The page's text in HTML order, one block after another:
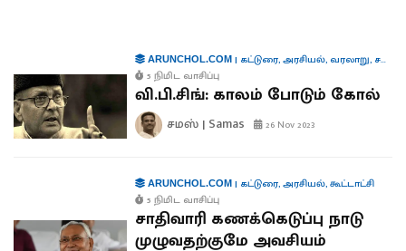
ARUNCHOL.COM| கட்டுரை,அரசியல், வரலாறு, சமஸ் கட்டுரை
5 நிமிட வாசிப்பு
வி.பி.சிங்: காலம் போடும் கோல்
சமஸ் | Samas 26 Nov 2023
ARUNCHOL.COM| கட்டுரை,அரசியல்,கூட்டாட்சி
5 நிமிட வாசிப்பு
சாதிவாரி கணக்கெடுப்பு நாடு
முழுவதற்குமே அவசியம்